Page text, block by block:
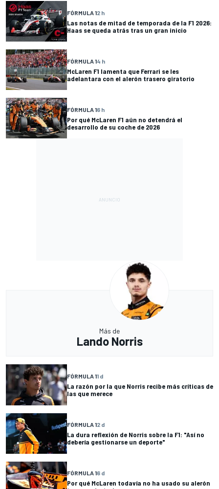
FÓRMULA 12 h
Las notas de mitad de temporada de la F1 2026:
Haas se queda atrás tras un gran inicio
FÓRMULA 14 h
McLaren F1 lamenta que Ferrari se les
adelantara con el alerón trasero giratorio
FÓRMULA 16 h
Por qué McLaren F1 aún no detendrá el
desarrollo de su coche de 2026
Más de
Lando Norris
FÓRMULA 11 d
La razón por la que Norris recibe más críticas de
las que merece
FÓRMULA 12 d
La dura reflexión de Norris sobre la F1: "Así no
debería gestionarse un deporte"
FÓRMULA 16 d
Por qué McLaren todavía no ha usado su alerón